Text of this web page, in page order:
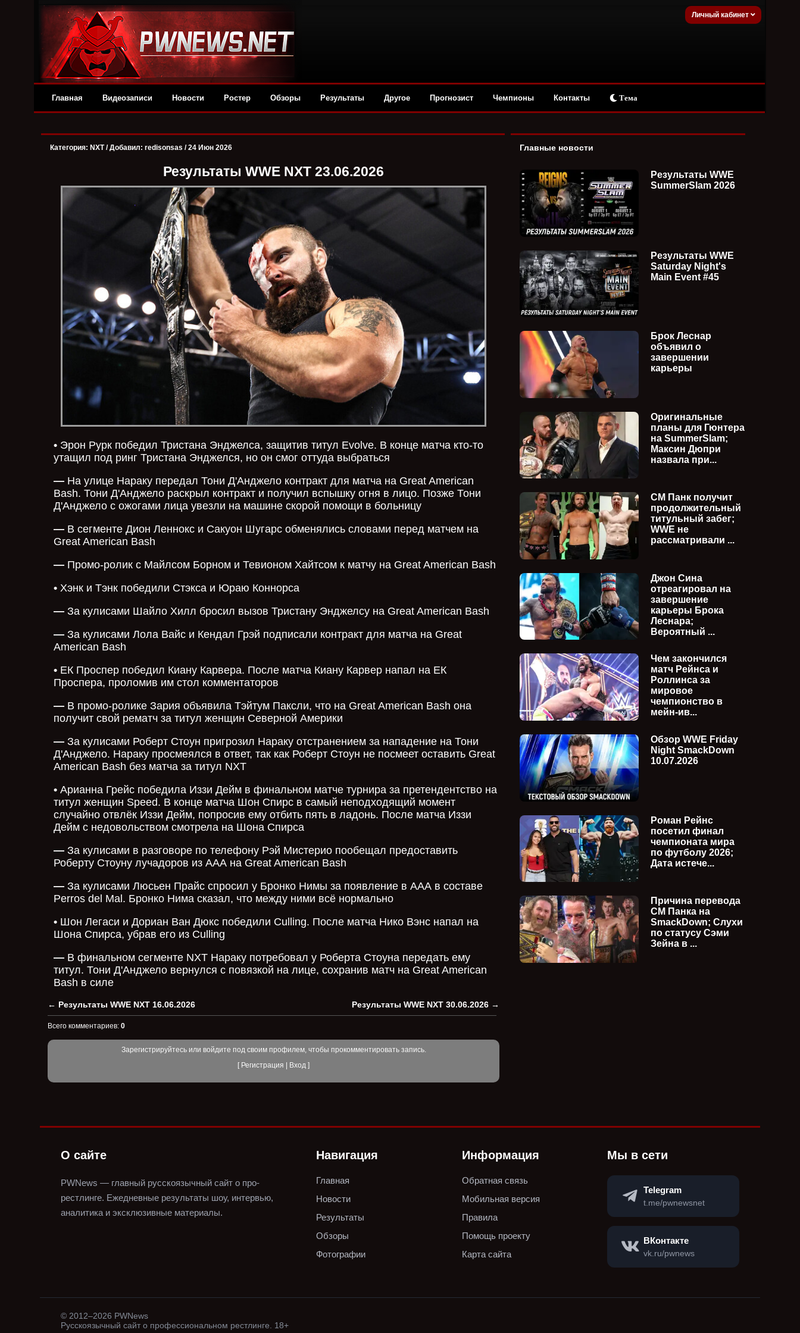
Личный кабинет
Главная Видеозаписи Новости Ростер Обзоры Результаты Другое Прогнозист Чемпионы Контакты Тема
Категория: NXT/ Добавил: redisonsas / 24 Июн 2026
Результаты WWE NXT 23.06.2026
• Эрон Рурк победил Тристана Энджелса, защитив титул Evolve. В конце матча кто-то
утащил под ринг Тристана Энджелся, но он смог оттуда выбраться
— На улице Нараку передал Тони Д'Анджело контракт для матча на Great American
Bash. Тони Д'Анджело раскрыл контракт и получил вспышку огня в лицо. Позже Тони
Д'Анджело с ожогами лица увезли на машине скорой помощи в больницу
— В сегменте Дион Леннокс и Сакуон Шугарс обменялись словами перед матчем на
Great American Bash
— Промо-ролик с Майлсом Борном и Тевионом Хайтсом к матчу на Great American Bash
• Хэнк и Тэнк победили Стэкса и Юраю Коннорса
— За кулисами Шайло Хилл бросил вызов Тристану Энджелсу на Great American Bash
— За кулисами Лола Вайс и Кендал Грэй подписали контракт для матча на Great
American Bash
• ЕК Проспер победил Киану Карвера. После матча Киану Карвер напал на ЕК
Проспера, проломив им стол комментаторов
— В промо-ролике Зария объявила Тэйтум Паксли, что на Great American Bash она
получит свой рематч за титул женщин Северной Америки
— За кулисами Роберт Стоун пригрозил Нараку отстранением за нападение на Тони
Д'Анджело. Нараку просмеялся в ответ, так как Роберт Стоун не посмеет оставить Great
American Bash без матча за титул NXT
• Арианна Грейс победила Иззи Дейм в финальном матче турнира за претендентство на
титул женщин Speed. В конце матча Шон Спирс в самый неподходящий момент
случайно отвлёк Иззи Дейм, попросив ему отбить пять в ладонь. После матча Иззи
Дейм с недовольством смотрела на Шона Спирса
— За кулисами в разговоре по телефону Рэй Мистерио пообещал предоставить
Роберту Стоуну лучадоров из ААА на Great American Bash
— За кулисами Люсьен Прайс спросил у Бронко Нимы за появление в ААА в составе
Perros del Mal. Бронко Нима сказал, что между ними всё нормально
• Шон Легаси и Дориан Ван Дюкс победили Culling. После матча Нико Вэнс напал на
Шона Спирса, убрав его из Culling
— В финальном сегменте NXT Нараку потребовал у Роберта Стоуна передать ему
титул. Тони Д'Анджело вернулся с повязкой на лице, сохранив матч на Great American
Bash в силе
← Результаты WWE NXT 16.06.2026 Результаты WWE NXT 30.06.2026 →
Всего комментариев: 0
Зарегистрируйтесь или войдите под своим профилем, чтобы прокомментировать запись.
[ Регистрация Вход ]
Главные новости
Результаты WWE
SummerSlam 2026
Результаты WWE
Saturday Night's
Main Event #45
Брок Леснар
объявил о
завершении
карьеры
Оригинальные
планы для Гюнтера
на SummerSlam;
Максин Дюпри
назвала при...
СМ Панк получит
продолжительный
титульный забег;
WWE не
рассматривали ...
Джон Сина
отреагировал на
завершение
карьеры Брока
Леснара;
Вероятный ...
Чем закончился
матч Рейнса и
Роллинса за
мировое
чемпионство в
мейн-ив...
Обзор WWE Friday
Night SmackDown
10.07.2026
Роман Рейнс
посетил финал
чемпионата мира
по футболу 2026;
Дата истече...
Причина перевода
СМ Панка на
SmackDown; Слухи
по статусу Сэми
Зейна в ...
О сайте
PWNews — главный русскоязычный сайт о про-
рестлинге. Ежедневные результаты шоу, интервью,
аналитика и эксклюзивные материалы.
Навигация
Главная
Новости
Результаты
Обзоры
Фотографии
Информация
Обратная связь
Мобильная версия
Правила
Помощь проекту
Карта сайта
Мы в сети
Telegram
t.me/pwnewsnet
ВКонтакте
vk.ru/pwnews
© 2012–2026 PWNews
Русскоязычный сайт о профессиональном рестлинге. 18+